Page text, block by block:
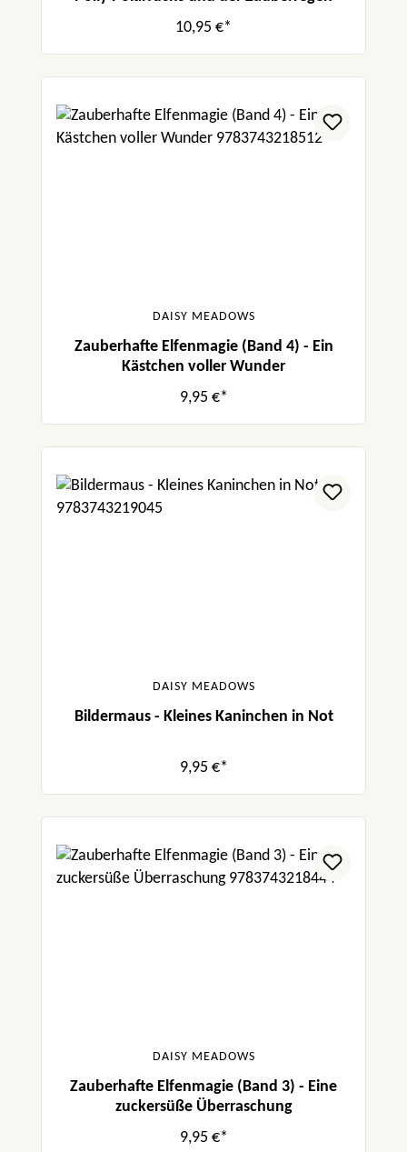
10,95 €*
DAISY MEADOWS
Zauberhafte Elfenmagie (Band 4) - Ein
Kästchen voller Wunder
9,95 €*
DAISY MEADOWS
Bildermaus - Kleines Kaninchen in Not
9,95 €*
DAISY MEADOWS
Zauberhafte Elfenmagie (Band 3) - Eine
zuckersüße Überraschung
9,95 €*